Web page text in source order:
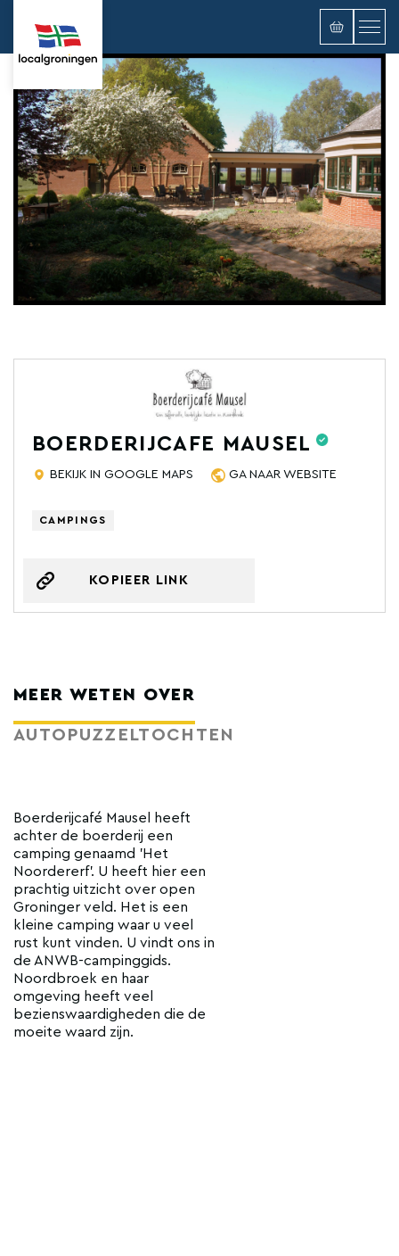
BOERDERIJCAFE MAUSEL
BEKIJK IN GOOGLE MAPS GA NAAR WEBSITE
CAMPINGS
KOPIEER LINK
MEER WETEN OVER
AUTOPUZZELTOCHTEN
Boerderijcafé Mausel heeft
achter de boerderij een
camping genaamd 'Het
Noordererf'. U heeft hier een
prachtig uitzicht over open
Groninger veld. Het is een
kleine camping waar u veel
rust kunt vinden. U vindt ons in
de ANWB-campinggids.
Noordbroek en haar
omgeving heeft veel
bezienswaardigheden die de
moeite waard zijn.